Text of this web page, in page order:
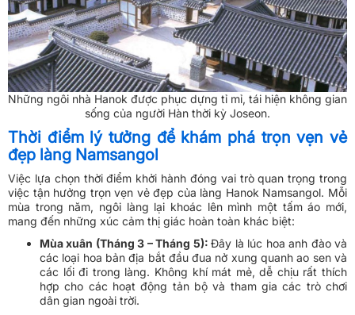
Những ngôi nhà Hanok được phục dựng tỉ mỉ, tái hiện không gian
sống của người Hàn thời kỳ Joseon.
Thời điểm lý tưởng để khám phá trọn vẹn vẻ
đẹp làng Namsangol
Việc lựa chọn thời điểm khởi hành đóng vai trò quan trọng trong
việc tận hưởng trọn vẹn vẻ đẹp của làng Hanok Namsangol. Mỗi
mùa trong năm, ngôi làng lại khoác lên mình một tấm áo mới,
mang đến những xúc cảm thị giác hoàn toàn khác biệt:
Mùa xuân (Tháng 3 – Tháng 5):Đây là lúc hoa anh đào và
các loại hoa bản địa bắt đầu đua nở xung quanh ao sen và
các lối đi trong làng. Không khí mát mẻ, dễ chịu rất thích
hợp cho các hoạt động tản bộ và tham gia các trò chơi
dân gian ngoài trời.